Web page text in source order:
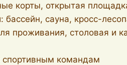
корты, открытая
сауна, кросс-
проживания, столовая и
спортивным командам